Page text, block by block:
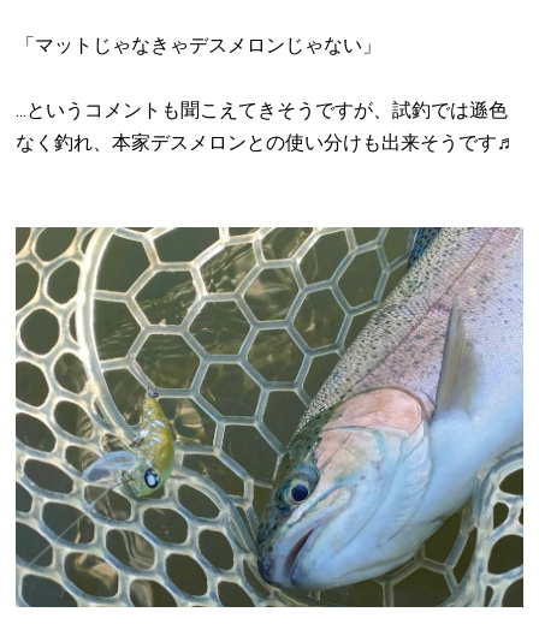
「マットじゃなきゃデスメロンじゃない」
...というコメントも聞こえてきそうですが、試釣では遜色
なく釣れ、本家デスメロンとの使い分けも出来そうです♬